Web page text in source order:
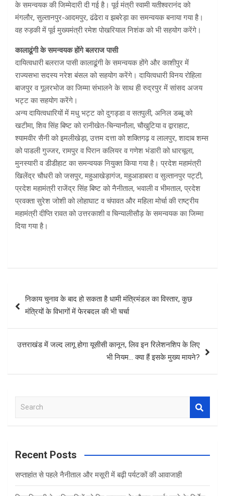
के समन्वयक की जिम्मेदारी दी गई है। पूर्व मंत्री स्वामी यतीश्वरानंद को
मंगलौर, सुल्तानपुर-आदमपुर, ढंढेरा व झबरेड़ा का समन्वयक बनाया गया है।
वह रुड़की में पूर्व मुख्यमंत्री रमेश पोखरियाल निशंक को भी सहयोग करेंगे।
कालाढूंगी के समन्वयक होंगे बलराज पासी
दायित्वधारी बलराज पासी कालाढूंगी के समन्वयक होंगे और काशीपुर में
राज्यसभा सदस्य नरेश बंसल को सहयोग करेंगे। दायित्वधारी विनय रोहिला
बाजपुर व गूलरभोज का जिम्मा संभालने के साथ ही रुद्रपुर में सांसद अजय
भट्ट का सहयोग करेंगे।
अन्य दायित्वधारियों में मधु भट्ट को दुगड्डा व सतपुली, अनिल डब्बू को
खटीमा, शिव सिंह बिष्ट को रानीखेत-चिन्यानौला, चौखुटिया व द्वाराहाट,
श्यामवीर सैनी को इमलीखेड़ा, उत्तम दत्ता को शक्तिगढ़ व लालपुर, शादाब शम्स
को पाडली गुज्जर, रामपुर व पिरान कलियर व गणेश भंडारी को धारचूला,
मुनस्यारी व डीडीहाट का समन्वयक नियुक्त किया गया है। प्रदेश महामंत्री
खिलेंद्र चौधरी को जसपुर, महुआखेड़ागंज, महुआडाबरा व सुल्तानपुर पट्टी,
प्रदेश महामंत्री राजेंद्र सिंह बिष्ट को नैनीताल, भवाली व भीमताल, प्रदेश
प्रवक्ता सुरेश जोशी को लोहाघाट व चंपावत और महिला मोर्चा की राष्ट्रीय
महामंत्री दीप्ति रावत को उत्तरकाशी व चिन्यालीसौड़ के समन्वयक का जिम्मा
दिया गया है।
navigation
निकाय चुनाव के बाद हो सकता है धामी मंत्रिमंडल का विस्तार, कुछ
मंत्रियों के विभागों में फेरबदल की भी चर्चा
उत्तराखंड में जल्द लागू होगा यूसीसी कानून, लिव इन रिलेशनशिप के लिए
भी नियम… क्या हैं इसके मुख्य मायने?
a
c
Recent Posts
सप्ताहांत से पहले नैनीताल और मसूरी में बढ़ी पर्यटकों की आवाजाही